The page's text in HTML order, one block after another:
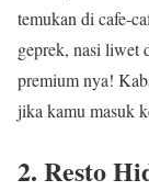
temukan di cafe-
geprek, nasi liwet
premium nya!
jika kamu masuk
2. Resto